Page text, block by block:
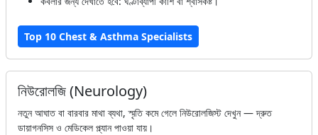
Top 10 Chest & Asthma Specialists
নিউরোলজি (Neurology)
নতুন আঘাত বা বারবার মাথা ব্যথা, স্মৃতি কমে গেলে নিউরোলজিস্ট দেখুন — দ্রুত
ডায়াগনসিস ও মেডিকেল প্ল্যান পাওয়া যায়।